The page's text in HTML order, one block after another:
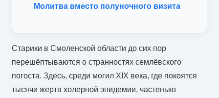
Молитва вместо полуночного визита
Старики в Смоленской области до сих пор
перешёптываются о странностях семлёвского
погоста. Здесь, среди могил XIX века, где покоятся
тысячи жертв холерной эпидемии, частенько